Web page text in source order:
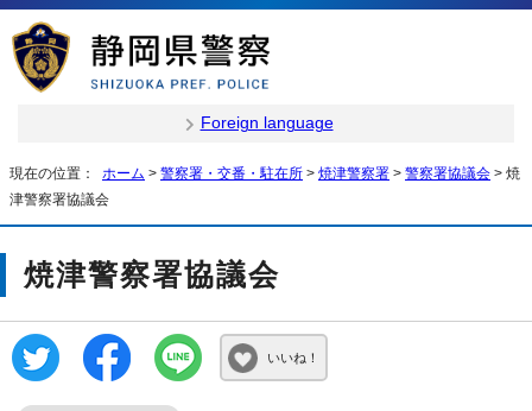
Foreign language
現在の位置： ホーム > 警察署・交番・駐在所 > 焼津警察署 > 警察署協議会 > 焼
津警察署協議会
焼津警察署協議会
いいね！